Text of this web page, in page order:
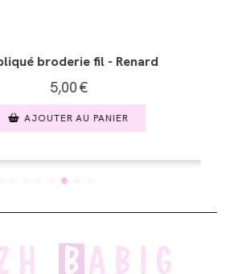
- Renard